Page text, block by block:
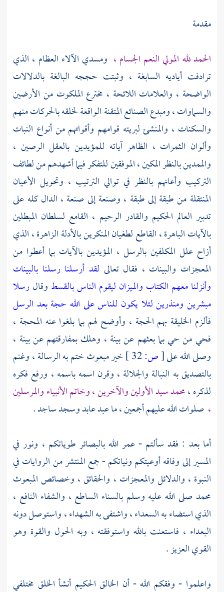
مقدمة
الحمد لله المولي النعم الجسام ، ومسدي الآلاء العظام ، الذي
ترادفت أياديه السابغة ، وثبتت حججه البالغة بالدلالات
الواضحة ، والعلامات اللائحة ، مخترع الملكوت من الأرضين
والسماوات ، ومبدع الصنائع المتقنة الواقعة لخلقه بالحركات منهم
والسكنات ، والمنشئ لبريته قوامهم وأقواتهم من أنواع النبات
وألوان الثمرات ، الظاهر آياته للمؤيدين بالعقل الرصين ،
والممدين بالنظر المكين ، الموفقين للتفكر فيما أشهدهم من لطائف
التركيب وأعانهم بالنظر في توالي الترتيب ، وتحويل الأعيان
المنتقلة من طبقة إلى طبقة ، وصنعة إلى صنعة ، الدال كله على
تدبير العالم الحكيم والقادر الرحيم ، القامع لسلطان المبطلين
بالآيات الباهرة ، القاطع لطغيان المنكرين بالأدلة الزاهرة ، الذي
أزاح علل المكلفين بالرسل ، المؤيدين بالآيات بما أعطوا من
المعجزات والبينات ، فقال تعالى لقد أرسلنا رسلنا بالبينات
وأنزلنا معهم الكتاب والميزان ليقوم الناس بالقسط وقالرسلا
مبشرين ومنذرين لئلا يكون للناس على الله حجة بعد الرسل
فألزم الخليقة بهم الحجة ، وأوضح لهم بما بلغوا عنه المحجة ،
فحي من حي بما بعثهم عن بينة ، وهلك بمفارقتهم عن بينة ،
وصلى الله على[ص:
خير مبعوث ختم به الرسالة ، وغنم
بالتصديق به النبالة والجلالة ، وقرن اسمه باسمه ، ورفع فكره
لذكره ،محمدسيد الأولين والآخرين ، وخاتم الأنبياء والمرسلين
، صلوات الله عليهم أجمعين ، ما عبد عابد وسجد ساجد .
أما بعد : فقد سألتم - عمر الله بالبصائر طوياتكم ، ونور في
المسير إلى وفاقه أوعيتكم ونياتكم - جمع المنتشر من الروايات في
النبوة ، والدلائل والمعجزات ، والحقائق ، وخصائص المبعوث
محمد صلى الله عليه وسلم بالسناء الساطع ، والشفاء النافع ،
الذي استضاء به السعداء ، واشتفى به الشهداء ، واستوصل دونه
البعداء ، فاستعنت بالله واستوفقته ، وبه الحول والقوة وهو
القوي العزيز .
واعلموا - وفقكم الله - أن الخالق الحكيم أنشأ الخلق مختلفي